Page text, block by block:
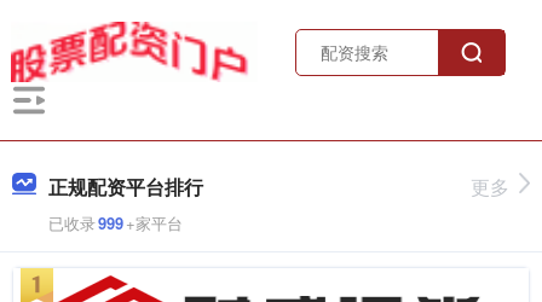
正规配资平台排行
已收录999+家平台
更多